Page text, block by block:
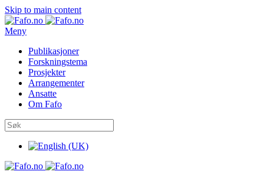
Skip to main content
Meny
Publikasjoner
Forskningstema
Prosjekter
Arrangementer
Ansatte
Om Fafo